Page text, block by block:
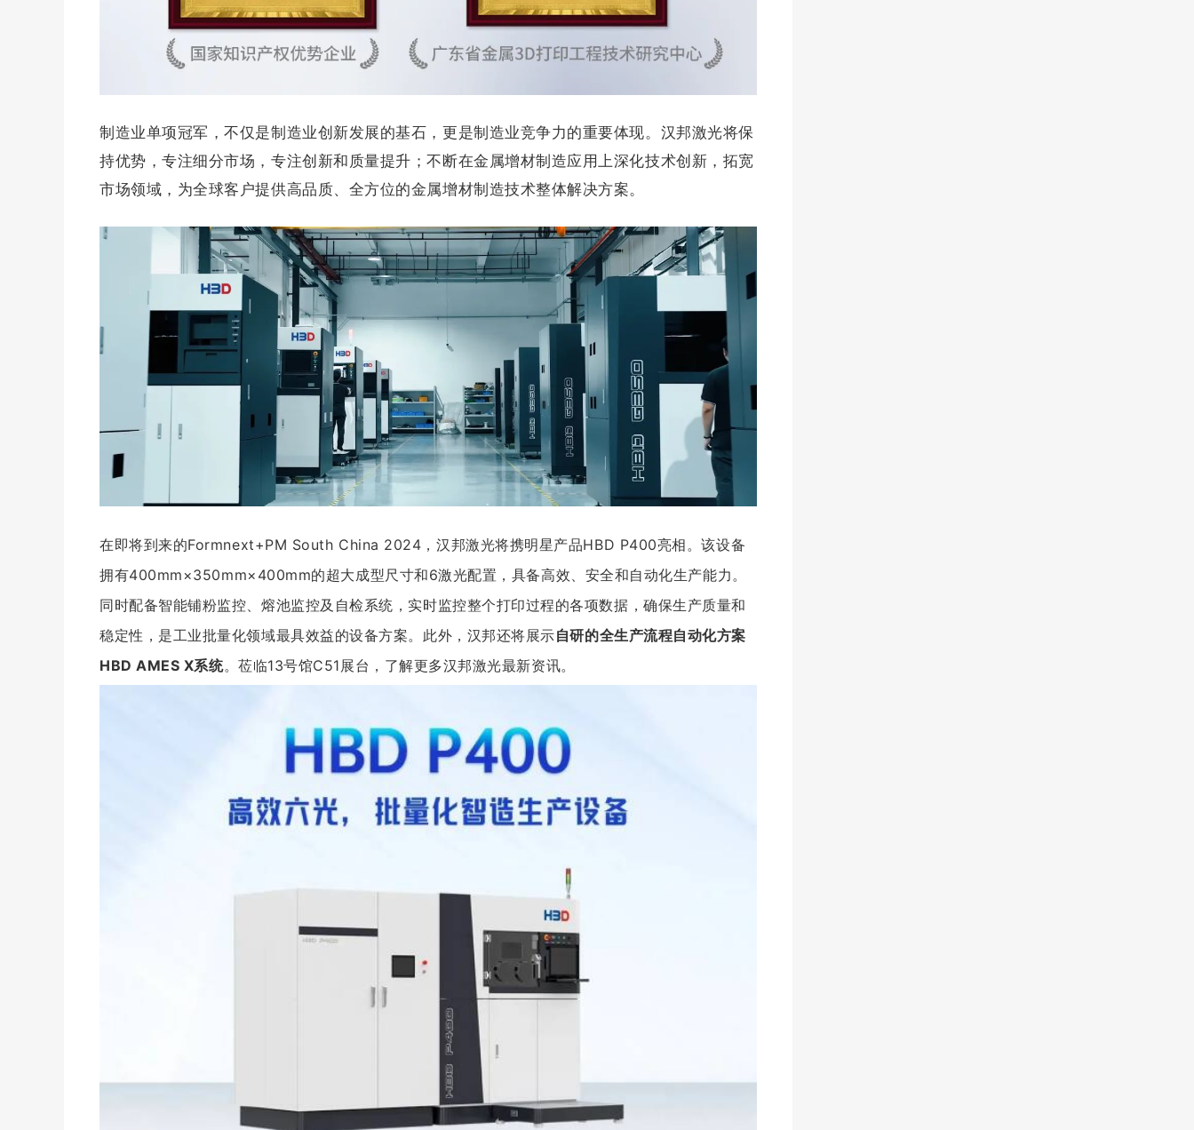
制造业单项冠军，不仅是制造业创新发展的基石，更是制造业竞争力的重要体现。汉邦激光将保
持优势，专注细分市场，专注创新和质量提升；不断在金属增材制造应用上深化技术创新，拓宽
市场领域，为全球客户提供高品质、全方位的金属增材制造技术整体解决方案。
在即将到来的Formnext+PM South China 2024，汉邦激光将携明星产品HBD P400亮相。该设备
拥有400mm×350mm×400mm的超大成型尺寸和6激光配置，具备高效、安全和自动化生产能力。
同时配备智能铺粉监控、熔池监控及自检系统，实时监控整个打印过程的各项数据，确保生产质量和
稳定性，是工业批量化领域最具效益的设备方案。此外，汉邦还将展示自研的全生产流程自动化方案
HBD AMES X系统。莅临13号馆C51展台，了解更多汉邦激光最新资讯。